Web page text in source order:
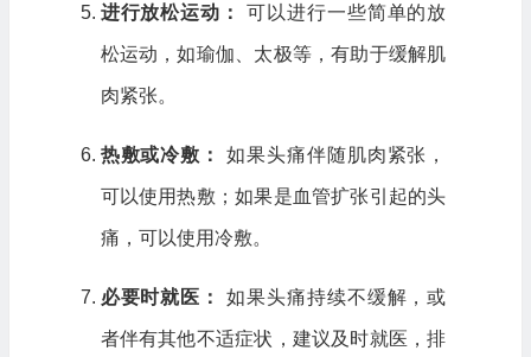
进行放松运动： 可以进行一些简单的放
松运动，如瑜伽、太极等，有助于缓解肌
肉紧张。
热敷或冷敷： 如果头痛伴随肌肉紧张，
可以使用热敷；如果是血管扩张引起的头
痛，可以使用冷敷。
必要时就医： 如果头痛持续不缓解，或
者伴有其他不适症状，建议及时就医，排